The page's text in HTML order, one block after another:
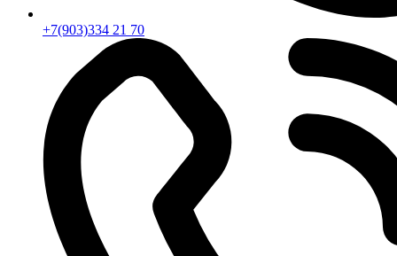
+7(903)334 21 70